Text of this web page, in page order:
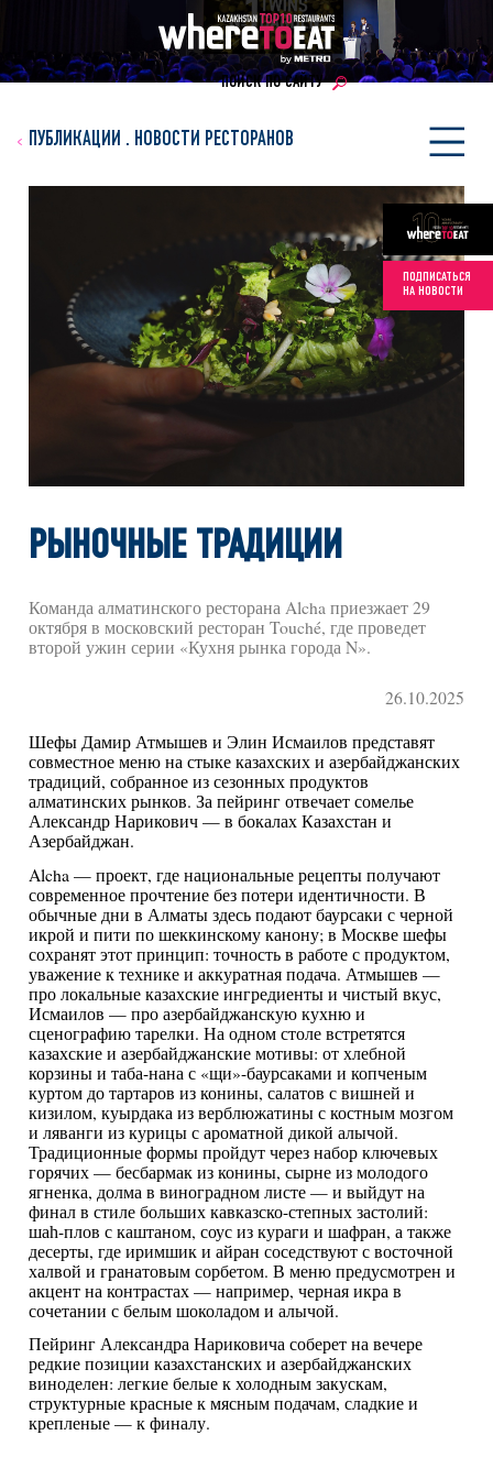
ПОИСК ПО САЙТУ
ПОДПИСАТЬСЯ
НА НОВОСТИ
ПУБЛИКАЦИИ . НОВОСТИ РЕСТОРАНОВ
РЫНОЧНЫЕ ТРАДИЦИИ
Команда алматинского ресторана Alcha приезжает 29
октября в московский ресторан Touché, где проведет
второй ужин серии «Кухня рынка города N».
26.10.2025
Шефы Дамир Атмышев и Элин Исмаилов представят
совместное меню на стыке казахских и азербайджанских
традиций, собранное из сезонных продуктов
алматинских рынков. За пейринг отвечает сомелье
Александр Нарикович — в бокалах Казахстан и
Азербайджан.
Alcha — проект, где национальные рецепты получают
современное прочтение без потери идентичности. В
обычные дни в Алматы здесь подают баурсаки с черной
икрой и пити по шеккинскому канону; в Москве шефы
сохранят этот принцип: точность в работе с продуктом,
уважение к технике и аккуратная подача. Атмышев —
про локальные казахские ингредиенты и чистый вкус,
Исмаилов — про азербайджанскую кухню и
сценографию тарелки. На одном столе встретятся
казахские и азербайджанские мотивы: от хлебной
корзины и таба-нана с «щи»-баурсаками и копченым
куртом до тартаров из конины, салатов с вишней и
кизилом, куырдака из верблюжатины с костным мозгом
и ляванги из курицы с ароматной дикой алычой.
Традиционные формы пройдут через набор ключевых
горячих — бесбармак из конины, сырне из молодого
ягненка, долма в виноградном листе — и выйдут на
финал в стиле больших кавказско-степных застолий:
шаһ-плов с каштаном, соус из кураги и шафран, а также
десерты, где иримшик и айран соседствуют с восточной
халвой и гранатовым сорбетом. В меню предусмотрен и
акцент на контрастах — например, черная икра в
сочетании с белым шоколадом и алычой.
Пейринг Александра Нариковича соберет на вечере
редкие позиции казахстанских и азербайджанских
виноделен: легкие белые к холодным закускам,
структурные красные к мясным подачам, сладкие и
крепленые — к финалу.